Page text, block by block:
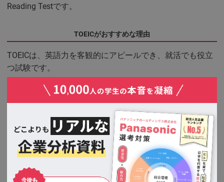
Reading Testです。
TOEICがおすすめな理由
TOEICは、英語力を客観的にアピールでき、就活でも役立
つ試験です。
人事担当者から見ても、客観的に就活生のビジネス上の英
語力を評価できるため、おすすめな資格です。
TOEICは、資格試験のように合格・不合格がないため、
「10点〜990点まで5点刻み」のように、スコアが点数で
表されます。
700点以上のスコアは、外資系企業やグローバル企業だけ